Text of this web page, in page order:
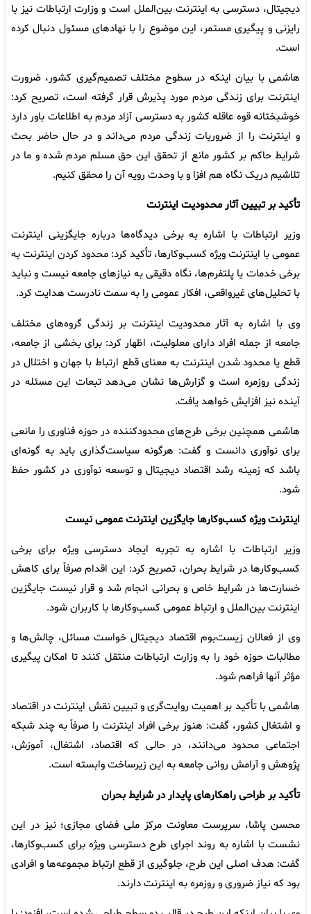
دیجیتال، دسترسی به اینترنت بین‌الملل است و وزارت ارتباطات نیز با
رایزنی و پیگیری مستمر، این موضوع را با نهادهای مسئول دنبال کرده
است.
هاشمی با بیان اینکه در سطوح مختلف تصمیم‌گیری کشور، ضرورت
اینترنت برای زندگی مردم مورد پذیرش قرار گرفته است، تصریح کرد:
خوشبختانه قوه عاقله کشور به دسترسی آزاد مردم به اطلاعات باور دارد
و اینترنت را از ضروریات زندگی مردم می‌داند و در حال حاضر بحث
شرایط حاکم بر کشور مانع از تحقق این حق مسلم مردم شده و ما در
تلاشیم دریک نگاه هم افزا و با وحدت رویه آن را محقق کنیم.
تأکید بر تبیین آثار محدودیت اینترنت
وزیر ارتباطات با اشاره به برخی دیدگاه‌ها درباره جایگزینی اینترنت
عمومی با اینترنت ویژه کسب‌وکارها، تأکید کرد: محدود کردن اینترنت به
برخی خدمات یا پلتفرم‌ها، نگاه دقیقی به نیازهای جامعه نیست و نباید
با تحلیل‌های غیرواقعی، افکار عمومی را به سمت نادرست هدایت کرد.
وی با اشاره به آثار محدودیت اینترنت بر زندگی گروه‌های مختلف
جامعه از جمله افراد دارای معلولیت، اظهار کرد: برای بخشی از جامعه،
قطع یا محدود شدن اینترنت به معنای قطع ارتباط با جهان و اختلال در
زندگی روزمره است و گزارش‌ها نشان می‌دهد تبعات این مسئله در
آینده نیز افزایش خواهد یافت.
هاشمی همچنین برخی طرح‌های محدودکننده در حوزه فناوری را مانعی
برای نوآوری دانست و گفت: هرگونه سیاست‌گذاری باید به گونه‌ای
باشد که زمینه رشد اقتصاد دیجیتال و توسعه نوآوری در کشور حفظ
شود.
اینترنت ویژه کسب‌وکارها جایگزین اینترنت عمومی نیست
وزیر ارتباطات با اشاره به تجربه ایجاد دسترسی ویژه برای برخی
کسب‌وکارها در شرایط بحران، تصریح کرد: این اقدام صرفاً برای کاهش
خسارت‌ها در شرایط خاص و بحرانی انجام شد و قرار نیست جایگزین
اینترنت بین‌الملل و ارتباط عمومی کسب‌وکارها با کاربران شود.
وی از فعالان زیست‌بوم اقتصاد دیجیتال خواست مسائل، چالش‌ها و
مطالبات حوزه خود را به وزارت ارتباطات منتقل کنند تا امکان پیگیری
مؤثر آنها فراهم شود.
هاشمی با تأکید بر اهمیت روایت‌گری و تبیین نقش اینترنت در اقتصاد
و اشتغال کشور، گفت: هنوز برخی افراد اینترنت را صرفاً به چند شبکه
اجتماعی محدود می‌دانند، در حالی که اقتصاد، اشتغال، آموزش،
پژوهش و آرامش روانی جامعه به این زیرساخت وابسته است.
تأکید بر طراحی راهکارهای پایدار در شرایط بحران
محسن پاشا، سرپرست معاونت مرکز ملی فضای مجازی؛ نیز در این
نشست با اشاره به روند اجرای طرح دسترسی ویژه برای کسب‌وکارها،
گفت: هدف اصلی این طرح، جلوگیری از قطع ارتباط مجموعه‌ها و افرادی
بود که نیاز ضروری و روزمره به اینترنت دارند.